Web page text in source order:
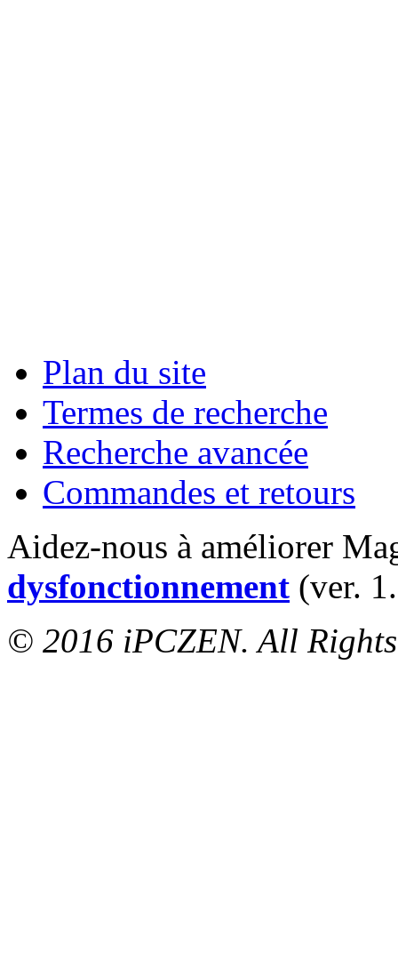
Plan du site
Termes de recherche
Recherche avancée
Commandes et retours
Aidez-nous à améliorer
dysfonctionnement (ver.
© 2016 iPCZEN. All Rights